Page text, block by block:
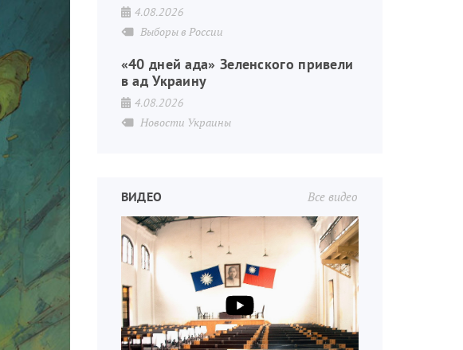
4.08.2026
Выборы в России
«40 дней ада» Зеленского привели
в ад Украину
4.08.2026
Новости Украины
Все видео
ВИДЕО